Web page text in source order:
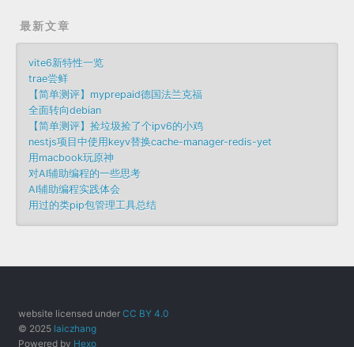
最新文章
vite6新特性一览
trae尝鲜
【简单测评】myprepaid德国法兰克福
全面转向debian
【简单测评】捡垃圾捡了个ipv6的小鸡
nestjs项目中使用keyv替换cache-manager-redis-yet
用macbook玩原神
对AI辅助编程的一些思考
AI辅助编程实践体会
用过的类pip包管理工具总结
website licensed underCC BY 4.0
© 2025 laiczhang
Powered by Hexo